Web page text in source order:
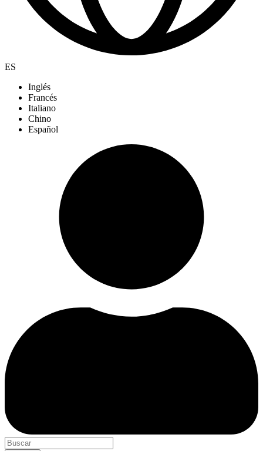
ES
Inglés
Francés
Italiano
Chino
Español